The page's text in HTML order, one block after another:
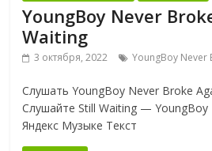
YoungBoy Never
Waiting
3 октября, 2022 YoungBoy Never
Слушать YoungBoy Never Broke
Слушайте Still Waiting — YoungBoy
Яндекс Музыке Текст